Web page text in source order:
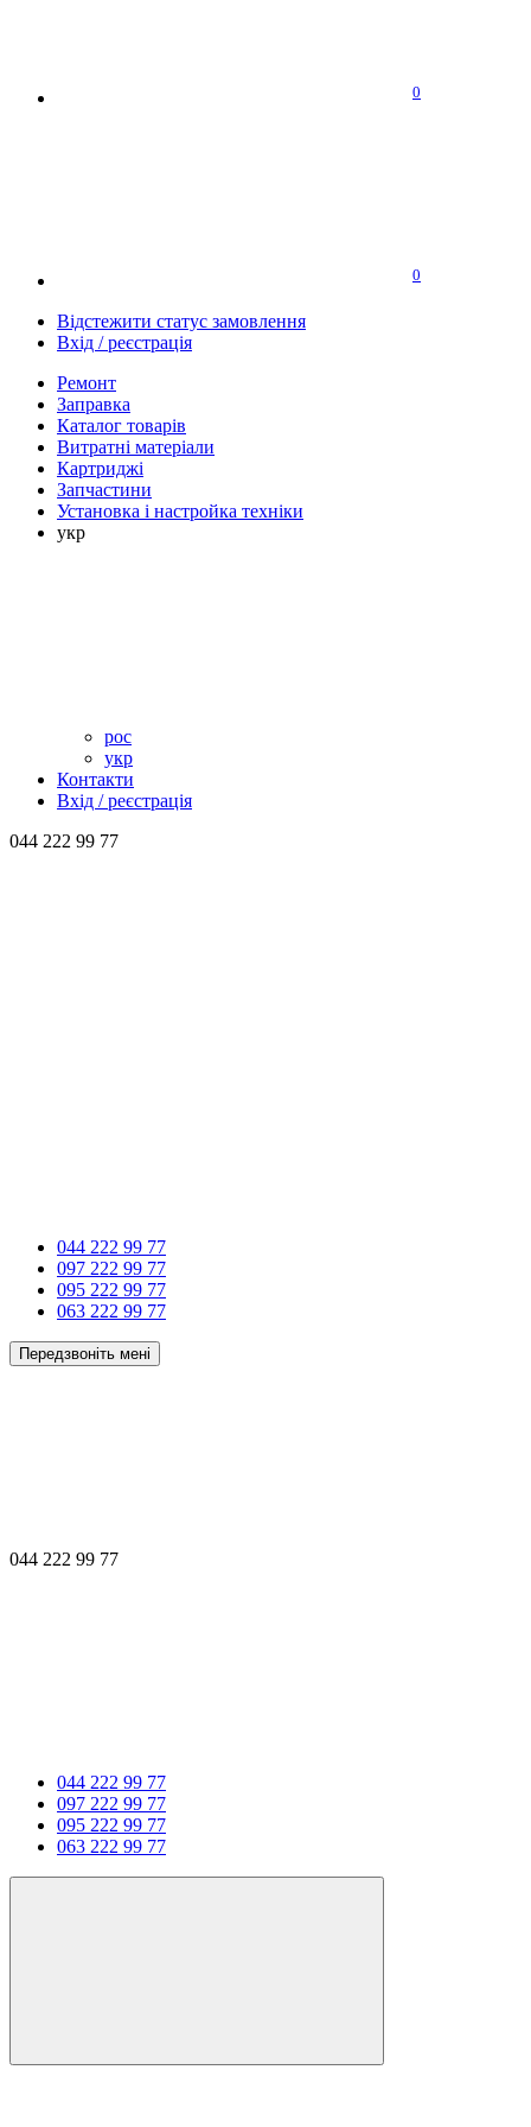
0
0
Відстежити статус замовлення
Вхід / реєстрація
Ремонт
Заправка
Каталог товарів
Витратні матеріали
Картриджі
Запчастини
Установка і настройка техніки
укр
рос
укр
Контакти
Вхід / реєстрація
044 222 99 77
044 222 99 77
097 222 99 77
095 222 99 77
063 222 99 77
Передзвоніть мені
044 222 99 77
044 222 99 77
097 222 99 77
095 222 99 77
063 222 99 77